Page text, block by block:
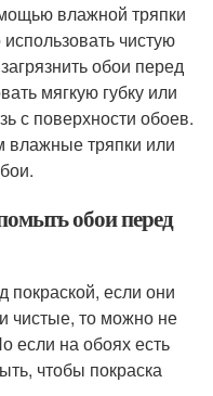
влажной тряпки
чистую
обои перед
мягкую губку или
с поверхности обоев.
влажные тряпки или
обои перед
если они
чистые, то можно не
если на обоях есть
чтобы покраска